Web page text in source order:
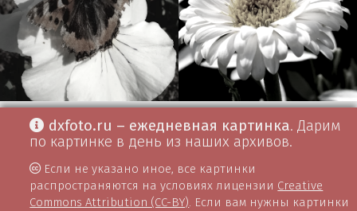
dxfoto.ru – ежедневная картинка. Дарим
по картинке в день из наших архивов.
Если не указано иное, все картинки
распространяются на условиях лицензии Creative
Commons Attribution (CC-BY). Если вам нужны картинки